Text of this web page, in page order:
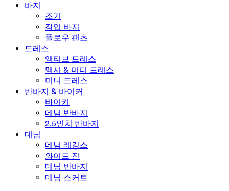
수영복 세트
언더웨어
바지
조거
작업 바지
플로우 팬츠
드레스
액티브 드레스
맥시 & 미디 드레스
미니 드레스
반바지 & 바이커
바이커
데님 반바지
2.5인치 반바지
데님
데님 레깅스
와이드 진
데님 반바지
데님 스커트